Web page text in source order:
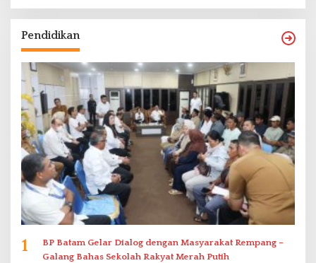
Pendidikan
1
BP Batam Gelar Dialog dengan Masyarakat Rempang –
Galang Bahas Sekolah Rakyat Merah Putih